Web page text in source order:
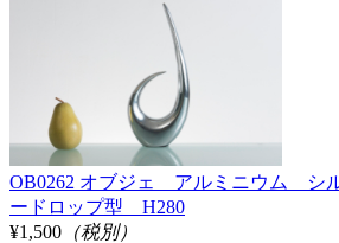
OB0262 オブジェ アルミニウム シ
ードロップ型 H280
¥1,500 （税別）